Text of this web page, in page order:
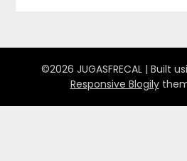
©2026 JUGASFRECAL | Built
Responsive Blogily